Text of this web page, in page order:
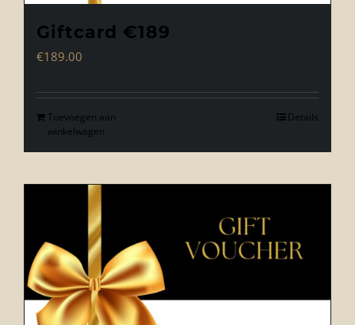
Giftcard €189
€189.00
Toevoegen aan
winkelwagen
Details